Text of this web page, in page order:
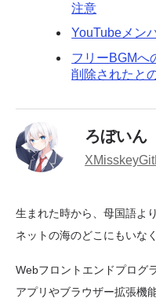
注意
YouTubeメン
フリーBGMへ
削除されたと
ろぼいん
XMisskey
生まれた時から、母国語よ
ネットの海のどこにもいな
Webフロントエンドプログ
アプリやブラウザー拡張機